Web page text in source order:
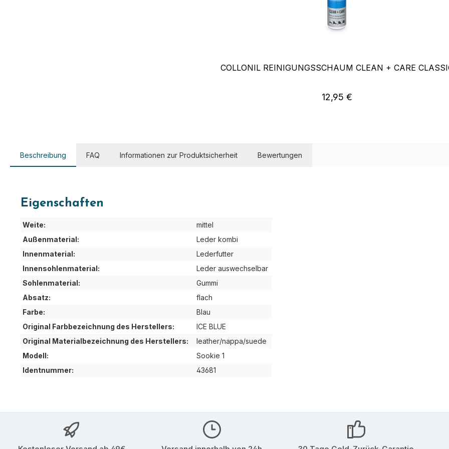
COLLONIL REINIGUNGSSCHAUM CLEAN + CARE
Regulärer Preis:
12,95 €
Beschreibung FAQ Informationen zur Produktsicherheit Bewertungen
Eigenschaften
Weite:
mittel
Außenmaterial:
Leder kombi
Innenmaterial:
Lederfutter
Innensohlenmaterial:
Leder auswechselbar
Sohlenmaterial:
Gummi
Absatz:
flach
Farbe:
Blau
Original Farbbezeichnung des Herstellers:
ICE BLUE
Original Materialbezeichnung des Herstellers:
leather/nappa/suede
Modell:
Sookie 1
Identnummer:
43681